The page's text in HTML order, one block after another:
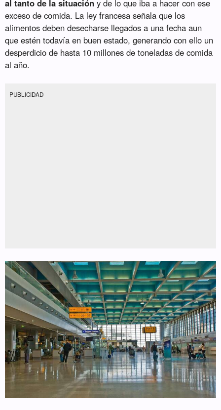
al tanto de la situación y de lo que iba a hacer con ese
exceso de comida. La ley francesa señala que los
alimentos deben desecharse llegados a una fecha aun
que estén todavía en buen estado, generando con ello un
desperdicio de hasta 10 millones de toneladas de comida
al año.
PUBLICIDAD